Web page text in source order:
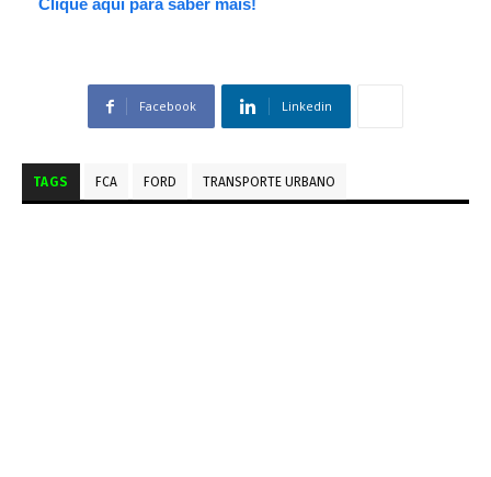
Clique aqui para saber mais!
Facebook Linkedin
TAGS FCA FORD TRANSPORTE URBANO